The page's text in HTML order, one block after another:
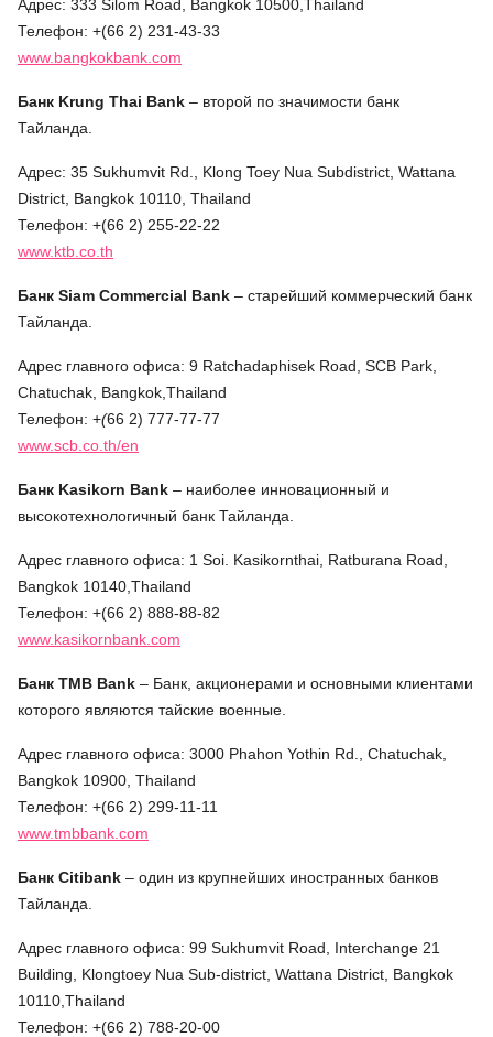
Адрес: 333 Silom Road, Bangkok 10500,Thailand
Телефон: +(66 2) 231-43-33
www.bangkokbank.com
Банк Krung Thai Bank – второй по значимости банк
Тайланда.
Адрес: 35 Sukhumvit Rd., Klong Toey Nua Subdistrict, Wattana
District, Bangkok 10110, Thailand
Телефон: +(66 2) 255-22-22
www.ktb.co.th
Банк Siam Commercial Bank – старейший коммерческий банк
Тайланда.
Адрес главного офиса: 9 Ratchadaphisek Road, SCB Park,
Chatuchak, Bangkok,Thailand
Телефон: +(66 2) 777-77-77
www.scb.co.th/en
Банк Kasikorn Bank – наиболее инновационный и
высокотехнологичный банк Тайланда.
Адрес главного офиса: 1 Soi. Kasikornthai, Ratburana Road,
Bangkok 10140,Thailand
Телефон: +(66 2) 888-88-82
www.kasikornbank.com
Банк TMB Bank – Банк, акционерами и основными клиентами
которого являются тайские военные.
Адрес главного офиса: 3000 Phahon Yothin Rd., Chatuchak,
Bangkok 10900, Thailand
Телефон: +(66 2) 299-11-11
www.tmbbank.com
Банк Citibank – один из крупнейших иностранных банков
Тайланда.
Адрес главного офиса: 99 Sukhumvit Road, Interchange 21
Building, Klongtoey Nua Sub-district, Wattana District, Bangkok
10110,Thailand
Телефон: +(66 2) 788-20-00